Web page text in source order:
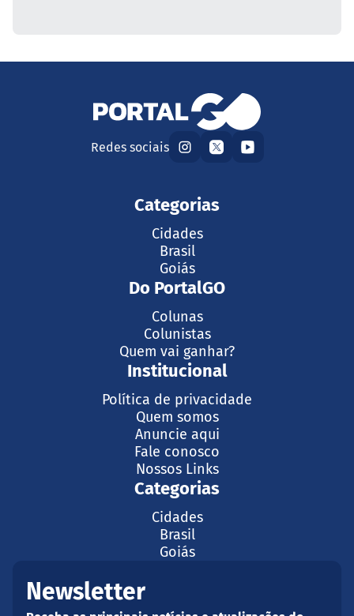
Redes sociais
Categorias
Cidades
Brasil
Goiás
Do PortalGO
Colunas
Colunistas
Quem vai ganhar?
Institucional
Política de privacidade
Quem somos
Anuncie aqui
Fale conosco
Nossos Links
Categorias
Cidades
Brasil
Goiás
Newsletter